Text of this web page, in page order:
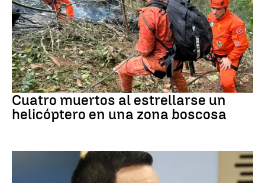
brasil
Cuatro muertos al estrellarse un
helicóptero en una zona boscosa